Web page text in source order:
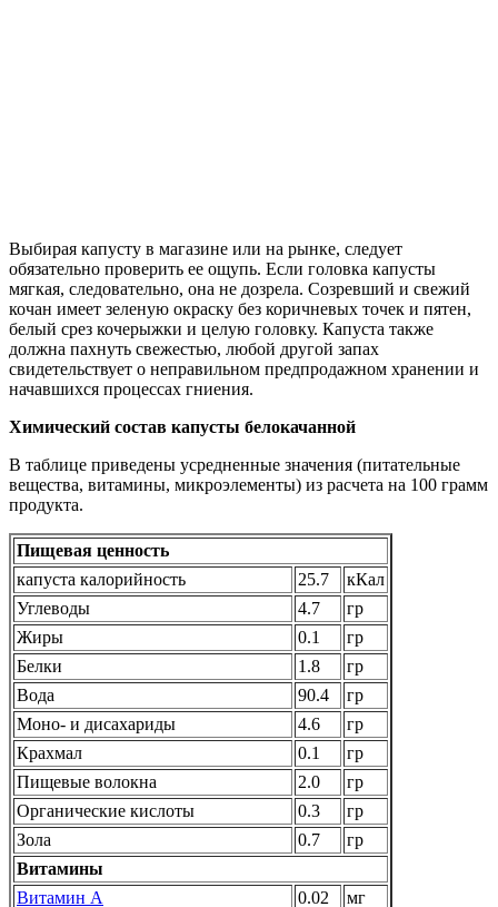
Выбирая капусту в магазине или на рынке, следует
обязательно проверить ее ощупь. Если головка капусты
мягкая, следовательно, она не дозрела. Созревший и свежий
кочан имеет зеленую окраску без коричневых точек и пятен,
белый срез кочерыжки и целую головку. Капуста также
должна пахнуть свежестью, любой другой запах
свидетельствует о неправильном предпродажном хранении и
начавшихся процессах гниения.
Химический состав капусты белокачанной
В таблице приведены усредненные значения (питательные
вещества, витамины, микроэлементы) из расчета на 100 грамм
продукта.
Пищевая ценность
капуста калорийность
25.7
кКал
Углеводы
4.7
гр
Жиры
0.1
гр
Белки
1.8
гр
Вода
90.4
гр
Моно- и дисахариды
4.6
гр
Крахмал
0.1
гр
Пищевые волокна
2.0
гр
Органические кислоты
0.3
гр
Зола
0.7
гр
Витамины
Витамин А
0.02 мг